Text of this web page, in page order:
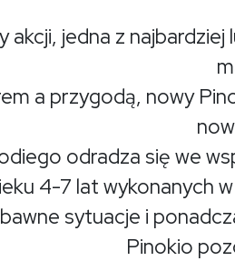
akcji, jedna z
a przygodą, nowy
odradza się we
4-7 lat wykonanych
sytuacje i
Pinokio